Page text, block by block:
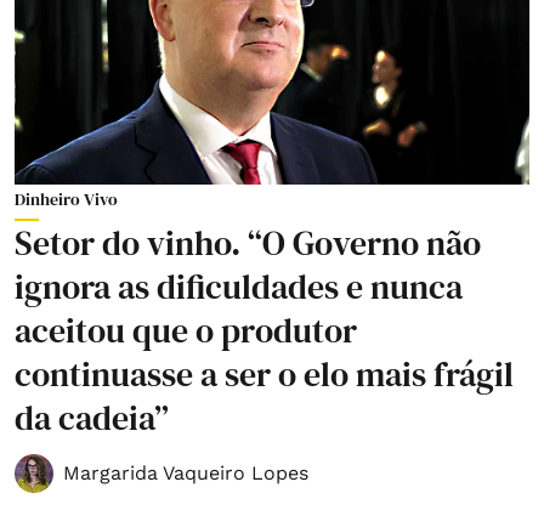
Dinheiro Vivo
Setor do vinho. “O Governo não
ignora as dificuldades e nunca
aceitou que o produtor
continuasse a ser o elo mais frágil
da cadeia”
Margarida Vaqueiro Lopes